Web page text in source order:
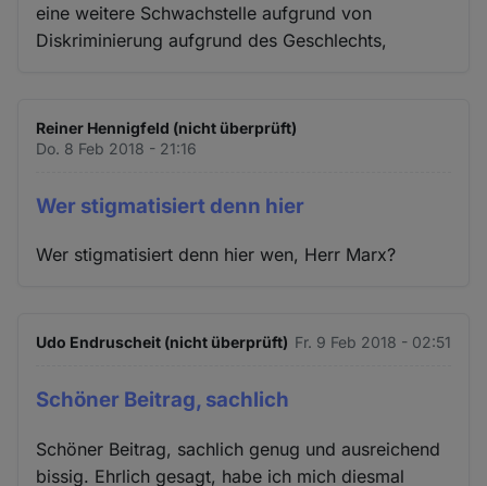
eine weitere Schwachstelle aufgrund von
Diskriminierung aufgrund des Geschlechts,
Reiner Hennigfeld (nicht überprüft)
Do. 8 Feb 2018 - 21:16
Wer stigmatisiert denn hier
Wer stigmatisiert denn hier wen, Herr Marx?
Udo Endruscheit (nicht überprüft) Fr. 9 Feb 2018 - 02:51
Schöner Beitrag, sachlich
Schöner Beitrag, sachlich genug und ausreichend
bissig. Ehrlich gesagt, habe ich mich diesmal